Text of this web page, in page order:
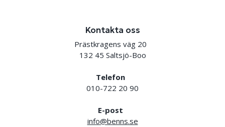
Kontakta oss
Prästkragens väg 20
132 45 Saltsjö-Boo
Telefon
010-722 20 90
E-post
info@benns.se